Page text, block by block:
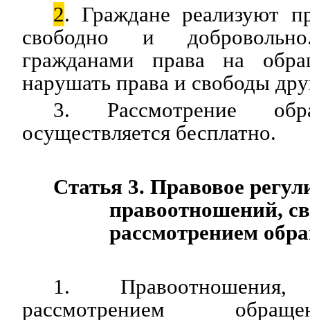
2. Граждане реализуют
свободно и
гражданами права на
нарушать права и свободы
3. Рассмотрение
осуществляется бесплатно.
Статья 3. Правовое
правоотношений,
рассмотрением
1.
рассмотрением